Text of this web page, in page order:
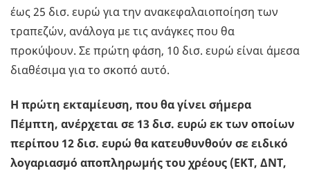
έως 25 δισ. ευρώ για την ανακεφαλαιοποίηση των
τραπεζών, ανάλογα με τις ανάγκες που θα
προκύψουν. Σε πρώτη φάση, 10 δισ. ευρώ είναι άμεσα
διαθέσιμα για το σκοπό αυτό.
Η πρώτη εκταμίευση, που θα γίνει σήμερα
Πέμπτη, ανέρχεται σε 13 δισ. ευρώ εκ των οποίων
περίπου 12 δισ. ευρώ θα κατευθυνθούν σε ειδικό
λογαριασμό αποπληρωμής του χρέους (ΕΚΤ, ΔΝΤ,